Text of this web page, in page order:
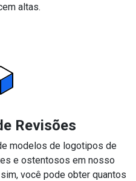
altas.
Revisões
modelos de logotipos de
e ostentosos em nosso
você pode obter quantos